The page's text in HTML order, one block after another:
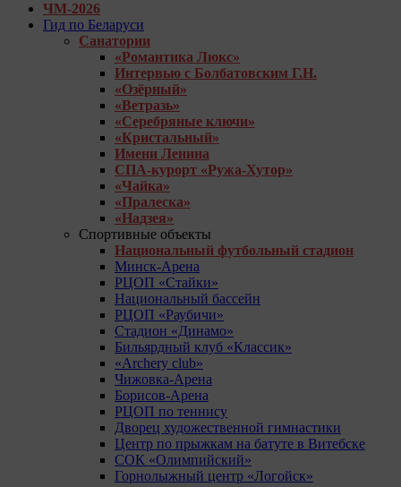
ЧМ-2026
Гид по Беларуси
Санатории
«Романтика Люкс»
Интервью с Болбатовским Г.Н.
«Озёрный»
«Ветразь»
«Серебряные ключи»
«Кристальный»
Имени Ленина
СПА-курорт «Ружа-Хутор»
«Чайка»
«Пралеска»
«Надзея»
Спортивные объекты
Национальный футбольный стадион
Минск-Арена
РЦОП «Стайки»
Национальный бассейн
РЦОП «Раубичи»
Стадион «Динамо»
Бильярдный клуб «Классик»
«Archery club»
Чижовка-Арена
Борисов-Арена
РЦОП по теннису
Дворец художественной гимнастики
Центр по прыжкам на батуте в Витебске
СОК «Олимпийский»
Горнолыжный центр «Логойск»